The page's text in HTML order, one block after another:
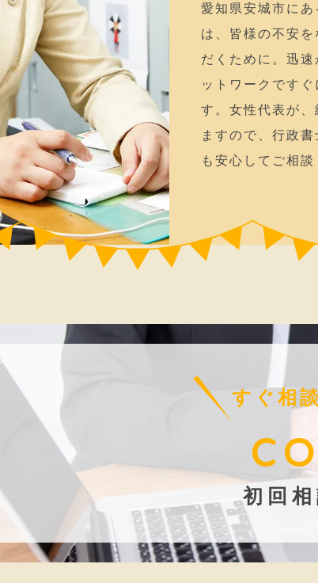
愛知県安城市にあ
は、皆様の不安
だくために。迅
ットワークです
す。女性代表が
ますので、行政
も安心してご相談
すぐ相
初回